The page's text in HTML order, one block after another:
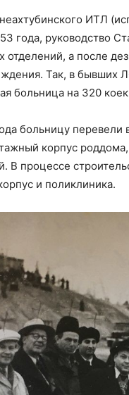
ИТЛ
года, руководство
отделений, а после
Так, в бывших
больница на 320
больницу перевели
корпус
В процессе
и поликлиника.